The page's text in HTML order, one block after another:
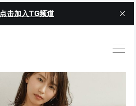
点击加入TG频道